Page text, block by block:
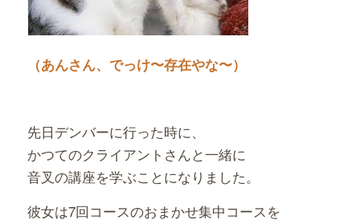
（あんさん、でっけ〜存在やな〜）
先日デンバーに行った時に、
かつてのクライアントさんと一緒に
音叉の講座を学ぶことになりました。
彼女は7回コースのおまかせ集中コースを